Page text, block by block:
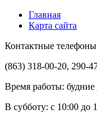
Главная
Карта сайта
Контактные
(863) 318-00-20, 290-
Время работы:
В субботу: с 10:00 до